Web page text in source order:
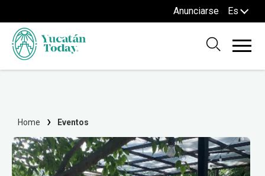
Anunciarse Es
Home Eventos